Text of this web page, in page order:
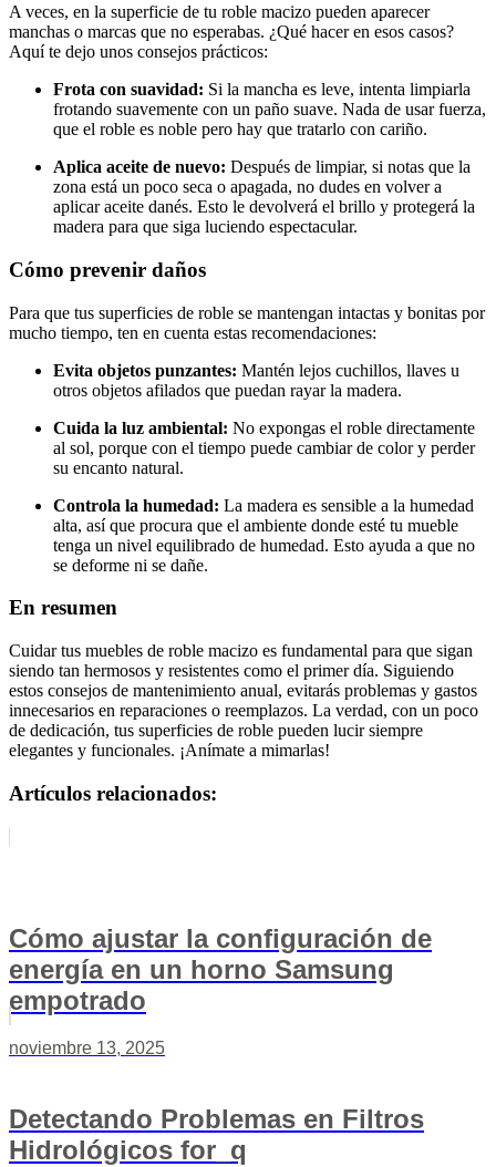
A veces, en la superficie de tu roble macizo pueden aparecer
manchas o marcas que no esperabas. ¿Qué hacer en esos casos?
Aquí te dejo unos consejos prácticos:
Frota con suavidad: Si la mancha es leve, intenta limpiarla
frotando suavemente con un paño suave. Nada de usar fuerza,
que el roble es noble pero hay que tratarlo con cariño.
Aplica aceite de nuevo: Después de limpiar, si notas que la
zona está un poco seca o apagada, no dudes en volver a
aplicar aceite danés. Esto le devolverá el brillo y protegerá la
madera para que siga luciendo espectacular.
Cómo prevenir daños
Para que tus superficies de roble se mantengan intactas y bonitas por
mucho tiempo, ten en cuenta estas recomendaciones:
Evita objetos punzantes: Mantén lejos cuchillos, llaves u
otros objetos afilados que puedan rayar la madera.
Cuida la luz ambiental: No expongas el roble directamente
al sol, porque con el tiempo puede cambiar de color y perder
su encanto natural.
Controla la humedad: La madera es sensible a la humedad
alta, así que procura que el ambiente donde esté tu mueble
tenga un nivel equilibrado de humedad. Esto ayuda a que no
se deforme ni se dañe.
En resumen
Cuidar tus muebles de roble macizo es fundamental para que sigan
siendo tan hermosos y resistentes como el primer día. Siguiendo
estos consejos de mantenimiento anual, evitarás problemas y gastos
innecesarios en reparaciones o reemplazos. La verdad, con un poco
de dedicación, tus superficies de roble pueden lucir siempre
elegantes y funcionales. ¡Anímate a mimarlas!
Artículos relacionados:
Cómo ajustar la configuración de
energía en un horno Samsung
empotrado
noviembre 13, 2025
Detectando Problemas en Filtros
Hidrológicos for_q